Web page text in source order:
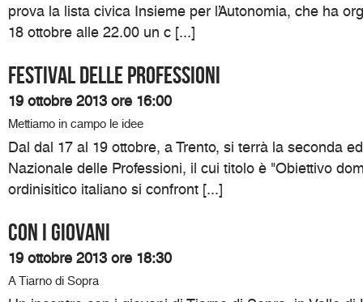
prova la lista civica Insieme per l’Autonomia, che ha
18 ottobre alle 22.00 un c [...]
Festival delle professioni
19 ottobre 2013 ore 16:00
Mettiamo in campo le idee
Dal dal 17 al 19 ottobre, a Trento, si terrà la seconda
Nazionale delle Professioni, il cui titolo è "Obiettivo
ordinisitico italiano si confront [...]
Con i giovani
19 ottobre 2013 ore 18:30
A Tiarno di Sopra